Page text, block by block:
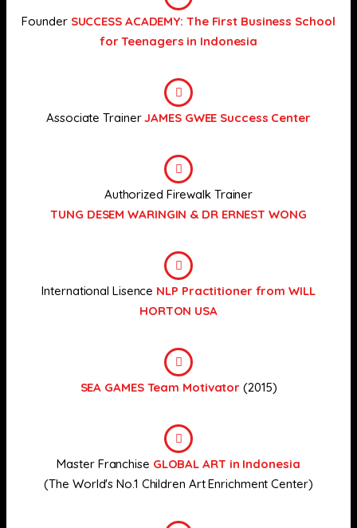
Founder SUCCESS ACADEMY: The First Business School
for Teenagers in Indonesia
Associate TrainerJAMES GWEE Success Center
Authorized Firewalk Trainer
TUNG DESEM WARINGIN & DR ERNEST WONG
International Lisence NLP Practitioner from WILL
HORTON USA
SEA GAMES Team Motivator (2015)
Master Franchise GLOBAL ART in Indonesia
(The World's No.1 Children Art Enrichment Center)